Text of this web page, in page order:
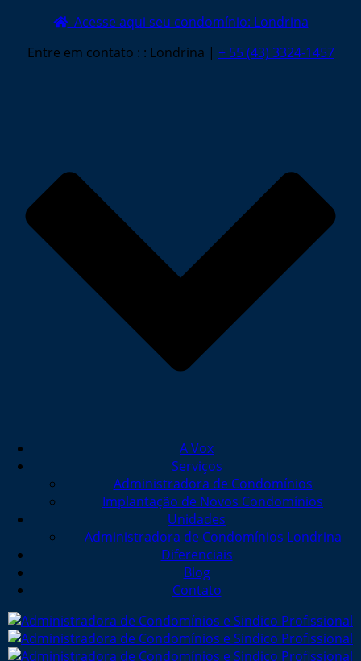
Acesse aqui seu condomínio: Londrina
Entre em contato : : Londrina | + 55 (43) 3324-1457
A Vox
Serviços
Administradora de Condomínios
Implantação de Novos Condomínios
Unidades
Administradora de Condomínios Londrina
Diferenciais
Blog
Contato